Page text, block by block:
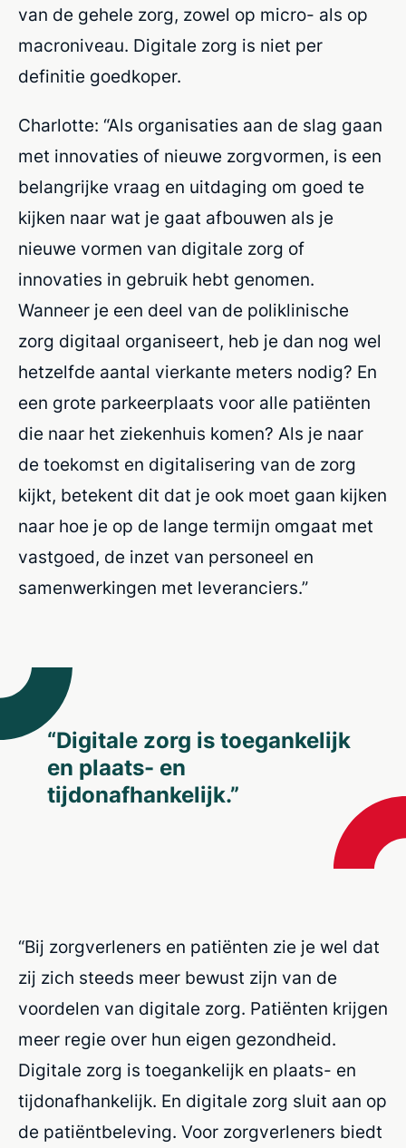
van de gehele zorg, zowel op micro- als op
macroniveau. Digitale zorg is niet per
definitie goedkoper.
Charlotte: “Als organisaties aan de slag gaan
met innovaties of nieuwe zorgvormen, is een
belangrijke vraag en uitdaging om goed te
kijken naar wat je gaat afbouwen als je
nieuwe vormen van digitale zorg of
innovaties in gebruik hebt genomen.
Wanneer je een deel van de poliklinische
zorg digitaal organiseert, heb je dan nog wel
hetzelfde aantal vierkante meters nodig? En
een grote parkeerplaats voor alle patiënten
die naar het ziekenhuis komen? Als je naar
de toekomst en digitalisering van de zorg
kijkt, betekent dit dat je ook moet gaan kijken
naar hoe je op de lange termijn omgaat met
vastgoed, de inzet van personeel en
samenwerkingen met leveranciers.”
“Digitale zorg is toegankelijk
en plaats- en
tijdonafhankelijk.”
“Bij zorgverleners en patiënten zie je wel dat
zij zich steeds meer bewust zijn van de
voordelen van digitale zorg. Patiënten krijgen
meer regie over hun eigen gezondheid.
Digitale zorg is toegankelijk en plaats- en
tijdonafhankelijk. En digitale zorg sluit aan op
de patiëntbeleving. Voor zorgverleners biedt